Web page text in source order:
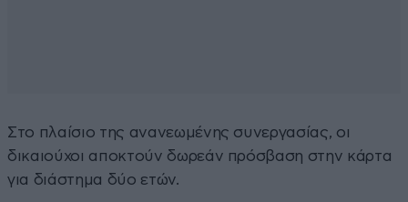
Στο πλαίσιο της ανανεωμένης συνεργασίας, οι
δικαιούχοι αποκτούν δωρεάν πρόσβαση στην κάρτα
για διάστημα δύο ετών.